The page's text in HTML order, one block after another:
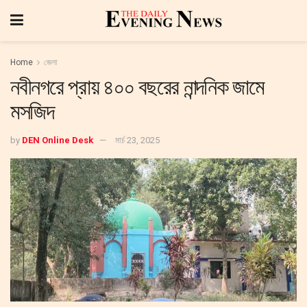
Home জেলা
নবীনগরে প্রায় ৪০০ বছরের নান্দনিক জামে
মসজিদ
by DEN Online Desk মার্চ 23, 2025